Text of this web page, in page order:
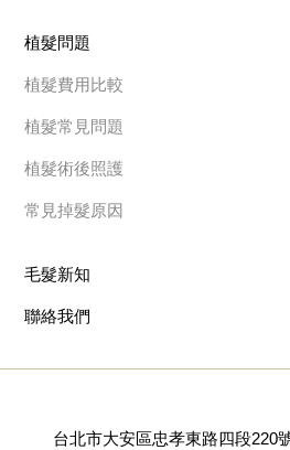
植髮問題
植髮費用比較
植髮常見問題
植髮術後照護
常見掉髮原因
毛髮新知
聯絡我們
台北市大安區忠孝東路四段220